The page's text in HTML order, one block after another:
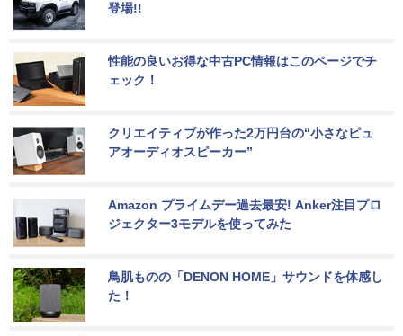
登場!!
性能の良いお得な中古PC情報はこのページでチ
ェック！
クリエイティブが作った2万円台の“小さなピュ
アオーディオスピーカー”
Amazon プライムデー過去最安! Anker注目プロ
ジェクター3モデルを使ってみた
鳥肌ものの「DENON HOME」サウンドを体感し
た！